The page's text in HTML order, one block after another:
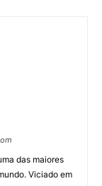
das maiores
Viciado em